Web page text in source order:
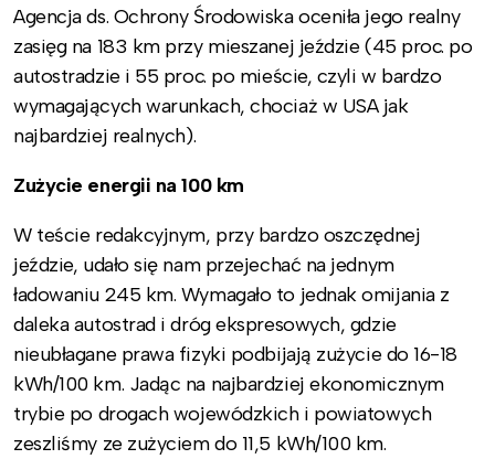
Agencja ds. Ochrony Środowiska oceniła jego realny
zasięg na 183 km przy mieszanej jeździe (45 proc. po
autostradzie i 55 proc. po mieście, czyli w bardzo
wymagających warunkach, chociaż w USA jak
najbardziej realnych).
Zużycie energii na 100 km
W teście redakcyjnym, przy bardzo oszczędnej
jeździe, udało się nam przejechać na jednym
ładowaniu 245 km. Wymagało to jednak omijania z
daleka autostrad i dróg ekspresowych, gdzie
nieubłagane prawa fizyki podbijają zużycie do 16-18
kWh/100 km. Jadąc na najbardziej ekonomicznym
trybie po drogach wojewódzkich i powiatowych
zeszliśmy ze zużyciem do 11,5 kWh/100 km.